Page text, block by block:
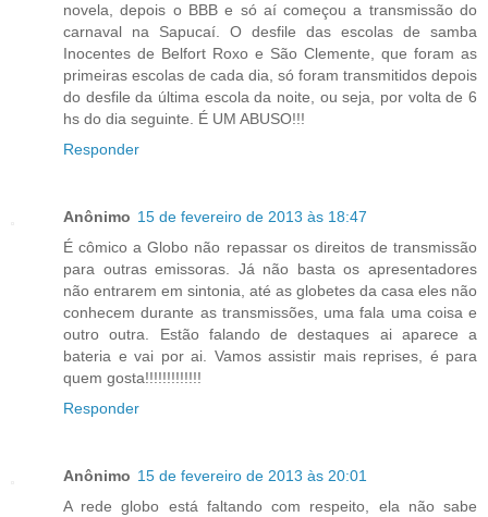
novela, depois o BBB e só aí começou a transmissão do
carnaval na Sapucaí. O desfile das escolas de samba
Inocentes de Belfort Roxo e São Clemente, que foram as
primeiras escolas de cada dia, só foram transmitidos depois
do desfile da última escola da noite, ou seja, por volta de 6
hs do dia seguinte. É UM ABUSO!!!
Responder
Anônimo 15 de fevereiro de 2013 às 18:47
É cômico a Globo não repassar os direitos de transmissão
para outras emissoras. Já não basta os apresentadores
não entrarem em sintonia, até as globetes da casa eles não
conhecem durante as transmissões, uma fala uma coisa e
outro outra. Estão falando de destaques ai aparece a
bateria e vai por ai. Vamos assistir mais reprises, é para
quem gosta!!!!!!!!!!!!!
Responder
Anônimo 15 de fevereiro de 2013 às 20:01
A rede globo está faltando com respeito, ela não sabe